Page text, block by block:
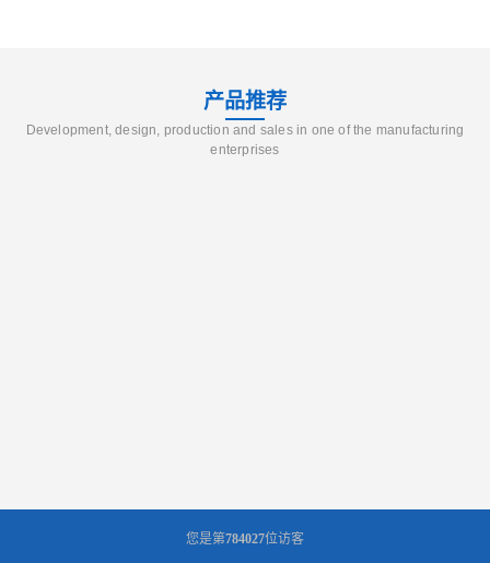
产品推荐
Development, design, production and sales in one of the manufacturing
enterprises
您是第784027位访客